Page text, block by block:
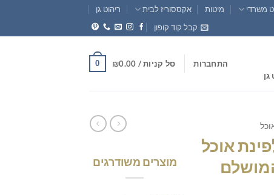
משרדי מיטות אקססוריז לבית
ריהוט גן
קבל קוד קופון
גן
התחברות סל קניות / ₪0.00
0
אוכל
מוצרים משודרגים